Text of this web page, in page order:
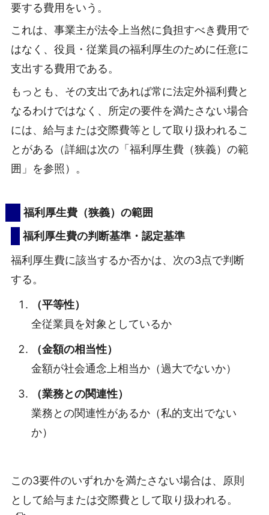
要する費用をいう。
これは、事業主が法令上当然に負担すべき費用で
はなく、役員・従業員の福利厚生のために任意に
支出する費用である。
もっとも、その支出であれば常に法定外福利費と
なるわけではなく、所定の要件を満たさない場合
には、給与または交際費等として取り扱われるこ
とがある（詳細は次の「福利厚生費（狭義）の範
囲」を参照）。
福利厚生費（狭義）の範囲
福利厚生費の判断基準・認定基準
福利厚生費に該当するか否かは、次の3点で判断
する。
（平等性）
全従業員を対象としているか
（金額の相当性）
金額が社会通念上相当か（過大でないか）
（業務との関連性）
業務との関連性があるか（私的支出でない
か）
この3要件のいずれかを満たさない場合は、原則
として給与または交際費として取り扱われる。